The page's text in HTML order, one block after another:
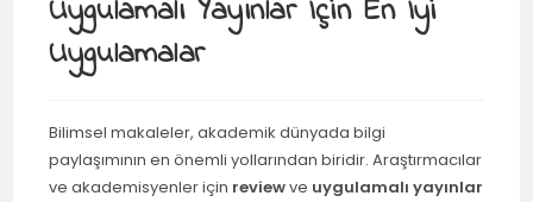
Uygulamalı Yayınlar İçin En İyi
Uygulamalar
Bilimsel makaleler, akademik dünyada bilgi
paylaşımının en önemli yollarından biridir. Araştırmacılar
ve akademisyenler için reviewve uygulamalı yayınlar